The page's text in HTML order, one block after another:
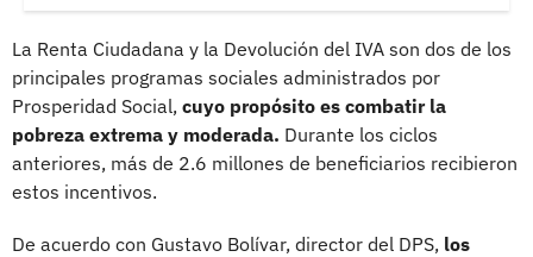
La Renta Ciudadana y la Devolución del IVA son dos de los
principales programas sociales administrados por
Prosperidad Social, cuyo propósito es combatir la
pobreza extrema y moderada. Durante los ciclos
anteriores, más de 2.6 millones de beneficiarios recibieron
estos incentivos.
De acuerdo con Gustavo Bolívar, director del DPS, los